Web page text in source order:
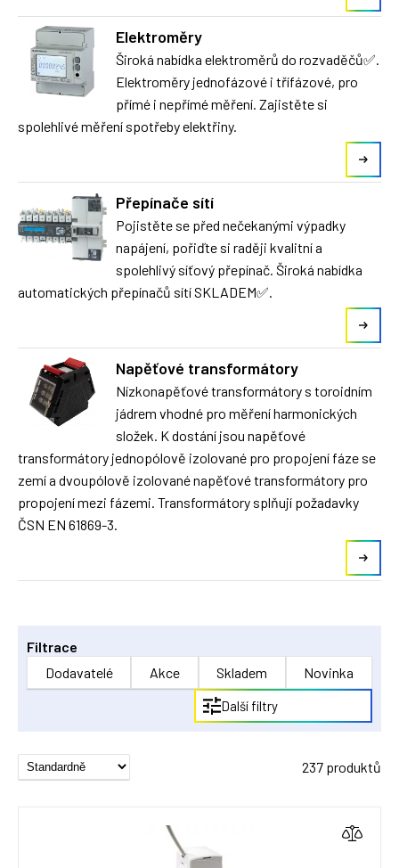
Elektroměry
Široká nabídka elektroměrů do rozvaděčů✅.
Elektroměry jednofázové i třífázové, pro
přímé i nepřímé měření. Zajistěte si
spolehlivé měření spotřeby elektřiny.
Přepínače sítí
Pojistěte se před nečekanými výpadky
napájení, pořiďte si raději kvalitní a
spolehlivý síťový přepínač. Široká nabídka
automatických přepínačů sítí SKLADEM✅.
Napěťové transformátory
Nízkonapěťové transformátory s toroidním
jádrem vhodné pro měření harmonických
složek. K dostání jsou napěťové
transformátory jednopólově izolované pro propojení fáze se
zemí a dvoupólově izolované napěťové transformátory pro
propojení mezi fázemi. Transformátory splňují požadavky
ČSN EN 61869-3.
Filtrace
Dodavatelé
Akce Skladem Novinka
Další filtry
237 produktů